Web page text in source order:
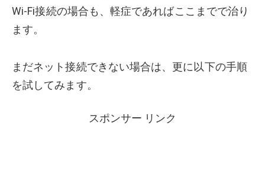
Wi-Fi接続の場合も、軽症であればここまでで治り
ます。
まだネット接続できない場合は、更に以下の手順
を試してみます。
スポンサー リンク